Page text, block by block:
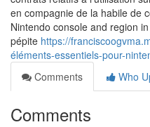
en compagnie de la habile de
Nintendo console and region
pépite https://
éléments-essentiels-pour-
Comments
Who
Comments